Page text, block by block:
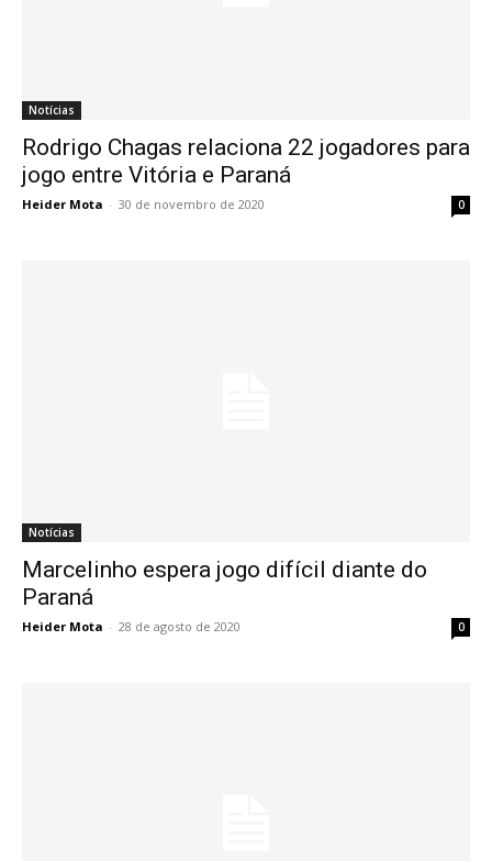
Notícias
Rodrigo Chagas relaciona 22 jogadores para
jogo entre Vitória e Paraná
Heider Mota - 30 de novembro de 2020 0
Notícias
Marcelinho espera jogo difícil diante do
Paraná
Heider Mota - 28 de agosto de 2020 0